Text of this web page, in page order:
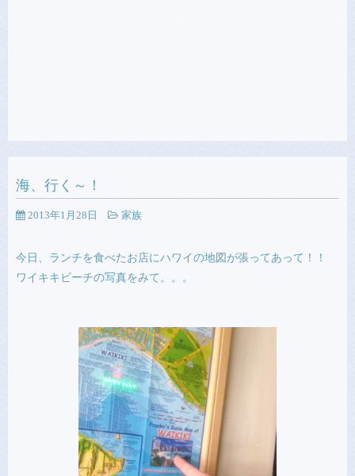
海、行く～！
2013年1月28日 家族
今日、ランチを食べたお店にハワイの地図が張ってあって！！
ワイキキビーチの写真をみて。。。